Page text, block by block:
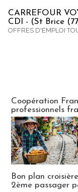
CARREFOUR
CDI - (St Brice
OFFRES D'EMPLOI
Coopération
professionnels
Bon plan
2ème passager